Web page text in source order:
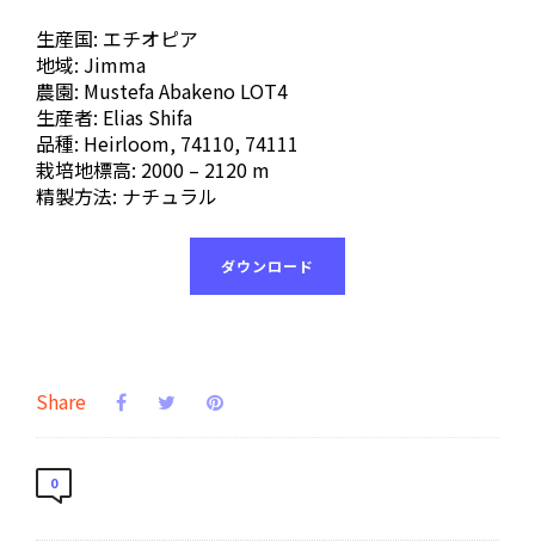
生産国: エチオピア
地域: Jimma
農園: Mustefa Abakeno LOT4
生産者: Elias Shifa
品種: Heirloom, 74110, 74111
栽培地標高: 2000 – 2120 m
精製方法: ナチュラル
ダウンロード
Share
0